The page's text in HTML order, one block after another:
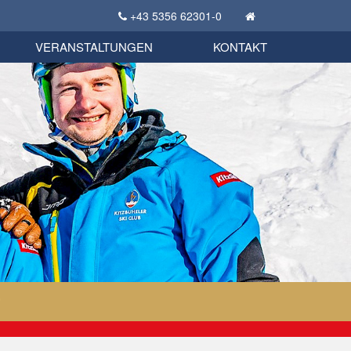
+43 5356 62301-0
KSC Sportgeschichte
Bekleidungsshop
VERANSTALTUNGEN KONTAKT